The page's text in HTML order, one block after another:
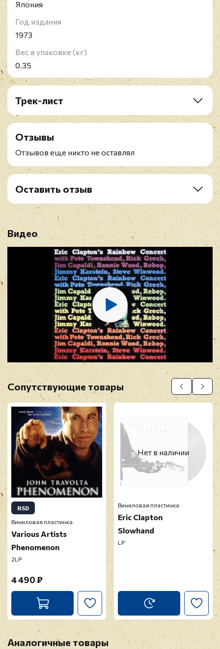
Япония
Год издания
1973
Вес в упаковке (кг)
0.35
Трек-лист
A1. Badge
A2. Roll It Over
A3. Presence Of The Lord
B1. Pearly Queen
B3. Little Wing
Отзывы
Отзывов еще никто не оставлял
Оставить отзыв
Имя*
Прикрепить фото
Оставить отзыв
Перед публикацией отзывы проходят
модерацию
Видео
Сопутствующие товары
RSD
Виниловая пластинка
Various Artists
Phenomenon
2LP
4 490 ₽
Нет в наличии
Виниловая пластинка
Eric Clapton
Slowhand
LP
Аналогичные товары